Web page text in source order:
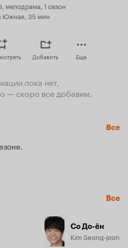
мелодрама, 1 сезон
Южная, 35 мин
Добавить Еще
пока нет,
— скоро все добавим.
Все
Все
Со До-ён
Kim Seong-joon